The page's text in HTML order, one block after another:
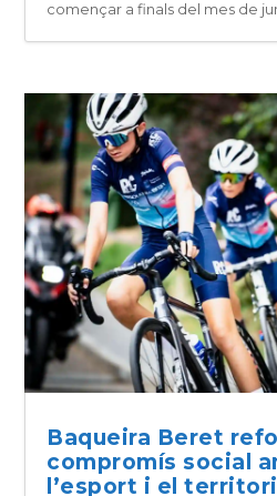
començar a finals del mes de
Baqueira Beret
compromís social
l’esport i el